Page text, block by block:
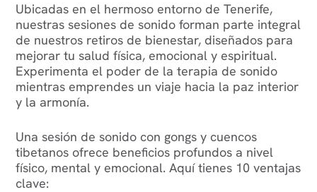
Ubicadas en el hermoso entorno de Tenerife,
nuestras sesiones de sonido forman parte integral
de nuestros retiros de bienestar, diseñados para
mejorar tu salud física, emocional y espiritual.
Experimenta el poder de la terapia de sonido
mientras emprendes un viaje hacia la paz interior
y la armonía.
Una sesión de sonido con gongs y cuencos
tibetanos ofrece beneficios profundos a nivel
físico, mental y emocional. Aquí tienes 10 ventajas
clave: